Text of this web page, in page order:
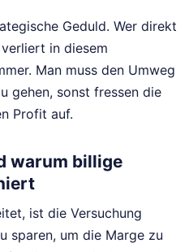
Geduld. Wer direkt
in diesem
Man muss den Umweg
gehen, sonst fressen die
Profit auf.
warum billige
ist die Versuchung
sparen, um die Marge zu